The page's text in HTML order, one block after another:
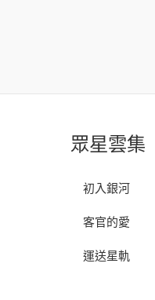
眾星雲集
初入銀河
客官的愛
運送星軌